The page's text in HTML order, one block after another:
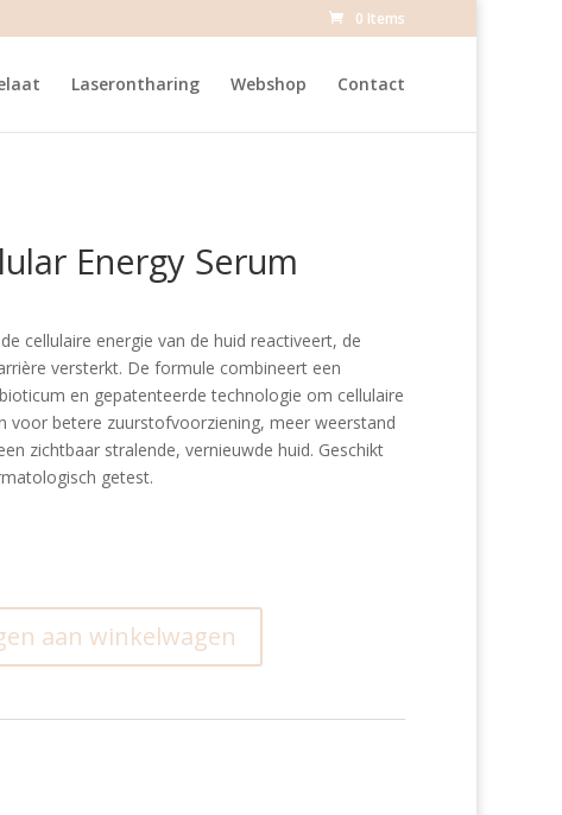
0 Items
Laserontharing Webshop Contact
Energy Serum
cellulaire energie van de huid reactiveert, de
versterkt. De formule combineert een
en gepatenteerde technologie om cellulaire
voor betere zuurstofvoorziening, meer weerstand
zichtbaar stralende, vernieuwde huid. Geschikt
getest.
aan winkelwagen